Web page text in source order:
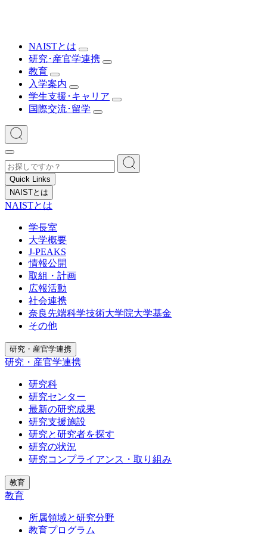
NAISTとは
研究･産官学連携
教育
入学案内
学生支援･キャリア
国際交流･留学
Quick Links
NAISTとは
NAISTとは
学長室
大学概要
J-PEAKS
情報公開
取組・計画
広報活動
社会連携
奈良先端科学技術大学院大学基金
その他
研究・産官学連携
研究・産官学連携
研究科
研究センター
最新の研究成果
研究支援施設
研究と研究者を探す
研究の状況
研究コンプライアンス・取り組み
教育
教育
所属領域と研究分野
教育プログラム